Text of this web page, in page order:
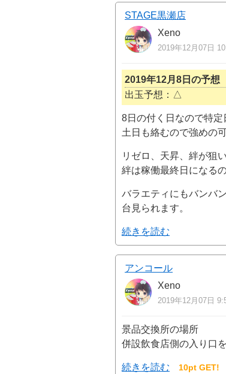
STAGE黒瀬店
Xeno
2019年12月07日
2019年12月8日の予想
出玉予想：△
8日の付く日なので特定
土日も絡むので強めの
リゼロ、天昇、絆が狙
絆は稼働最終日になる
バラエティにもバンバ
台見られます。
続きを読む
アンコール
Xeno
2019年12月07日
景品交換所の場所
併設飲食店側の入り口
続きを読む 10pt GET!